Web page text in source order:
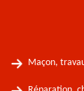
Maçon,